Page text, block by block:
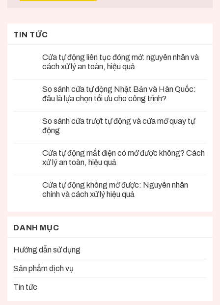
TIN TỨC
Cửa tự động liên tục đóng mở: nguyên nhân và
cách xử lý an toàn, hiệu quả
So sánh cửa tự động Nhật Bản và Hàn Quốc:
đâu là lựa chọn tối ưu cho công trình?
So sánh cửa trượt tự động và cửa mở quay tự
động
Cửa tự động mất điện có mở được không? Cách
xử lý an toàn, hiệu quả
Cửa tự động không mở được: Nguyên nhân
chính và cách xử lý hiệu quả
DANH MỤC
Hướng dẫn sử dụng
Sản phẩm dịch vụ
Tin tức